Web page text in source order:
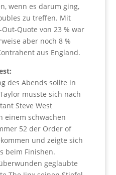
wenn es darum ging,
zu treffen. Mit
Quote von 23 % war
aber noch 8 %
aus England.
des Abends sollte in
musste sich nach
Steve West
einem schwachen
52 der Order of
und zeigte sich
beim Finishen.
geglaubte